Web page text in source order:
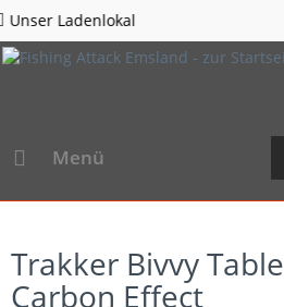
Menü
Trakker Bivvy Table
Carbon Effect